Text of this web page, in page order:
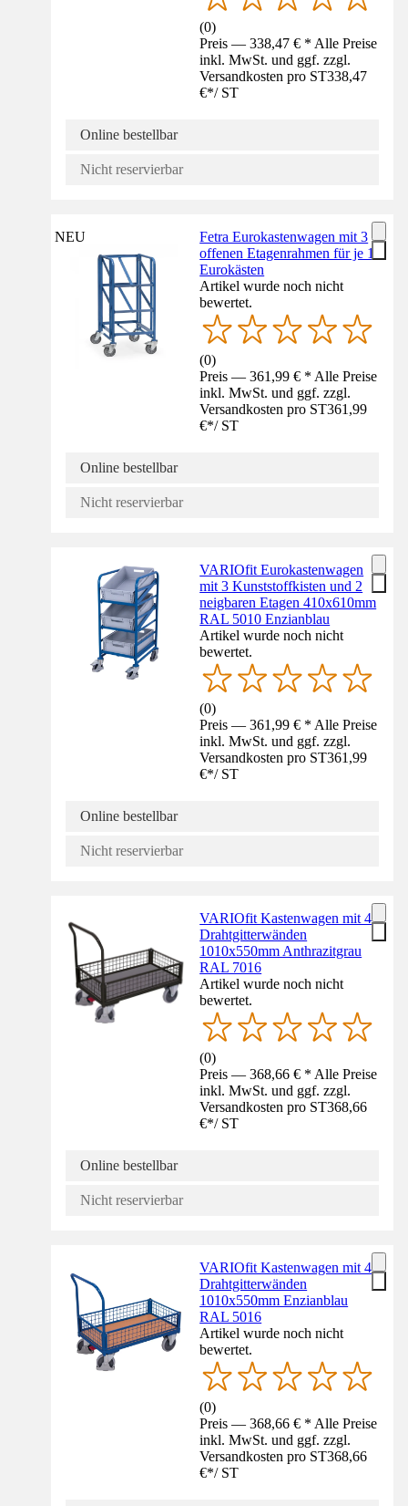
(0)
Preis — 338,47 € * Alle Preise
inkl. MwSt. und ggf. zzgl.
Versandkosten pro ST338,47
€*/ ST
Online bestellbar
Nicht reservierbar
NEU
Fetra Eurokastenwagen mit 3
offenen Etagenrahmen für je 1
Eurokästen
Artikel wurde noch nicht
bewertet.
(0)
Preis — 361,99 € * Alle Preise
inkl. MwSt. und ggf. zzgl.
Versandkosten pro ST361,99
€*/ ST
Online bestellbar
Nicht reservierbar
VARIOfit Eurokastenwagen
mit 3 Kunststoffkisten und 2
neigbaren Etagen 410x610mm
RAL 5010 Enzianblau
Artikel wurde noch nicht
bewertet.
(0)
Preis — 361,99 € * Alle Preise
inkl. MwSt. und ggf. zzgl.
Versandkosten pro ST361,99
€*/ ST
Online bestellbar
Nicht reservierbar
VARIOfit Kastenwagen mit 4
Drahtgitterwänden
1010x550mm Anthrazitgrau
RAL 7016
Artikel wurde noch nicht
bewertet.
(0)
Preis — 368,66 € * Alle Preise
inkl. MwSt. und ggf. zzgl.
Versandkosten pro ST368,66
€*/ ST
Online bestellbar
Nicht reservierbar
VARIOfit Kastenwagen mit 4
Drahtgitterwänden
1010x550mm Enzianblau
RAL 5016
Artikel wurde noch nicht
bewertet.
(0)
Preis — 368,66 € * Alle Preise
inkl. MwSt. und ggf. zzgl.
Versandkosten pro ST368,66
€*/ ST